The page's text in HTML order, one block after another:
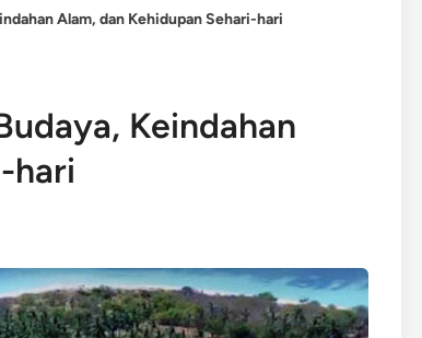
Alam, dan Kehidupan Sehari-hari
Keindahan
hari